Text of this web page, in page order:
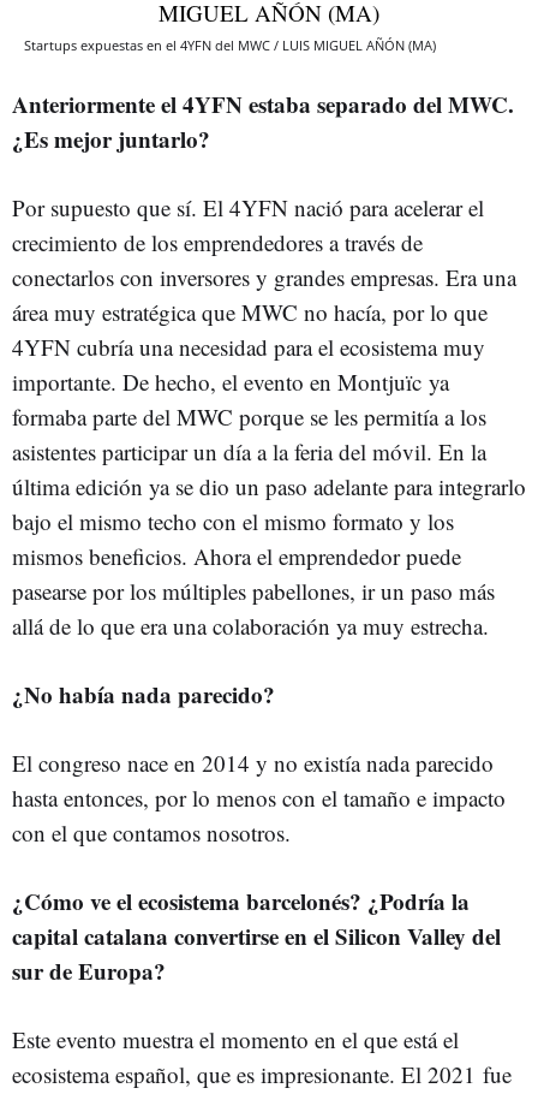
Startups expuestas en el 4YFN del MWC / LUIS MIGUEL AÑÓN (MA)
Anteriormente el 4YFN estaba separado del MWC.
¿Es mejor juntarlo?
Por supuesto que sí. El 4YFN nació para acelerar el
crecimiento de los emprendedores a través de
conectarlos con inversores y grandes empresas. Era una
área muy estratégica que MWC no hacía, por lo que
4YFN cubría una necesidad para el ecosistema muy
importante. De hecho, el evento en Montjuïc ya
formaba parte del MWC porque se les permitía a los
asistentes participar un día a la feria del móvil. En la
última edición ya se dio un paso adelante para integrarlo
bajo el mismo techo con el mismo formato y los
mismos beneficios. Ahora el emprendedor puede
pasearse por los múltiples pabellones, ir un paso más
allá de lo que era una colaboración ya muy estrecha.
¿No había nada parecido?
El congreso nace en 2014 y no existía nada parecido
hasta entonces, por lo menos con el tamaño e impacto
con el que contamos nosotros.
¿Cómo ve el ecosistema barcelonés? ¿Podría la
capital catalana convertirse en el Silicon Valley del
sur de Europa?
Este evento muestra el momento en el que está el
ecosistema español, que es impresionante. El 2021 fue